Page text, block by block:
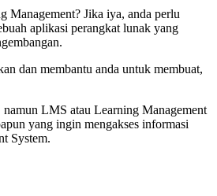
Jika iya, anda perlu
aplikasi perangkat lunak yang
dan membantu anda untuk membuat,
namun LMS atau Learning Management
yang ingin mengakses informasi
System.